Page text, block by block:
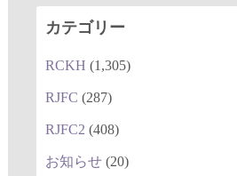
カテゴリー
RCKH (1,305)
RJFC (287)
RJFC2 (408)
お知らせ (20)